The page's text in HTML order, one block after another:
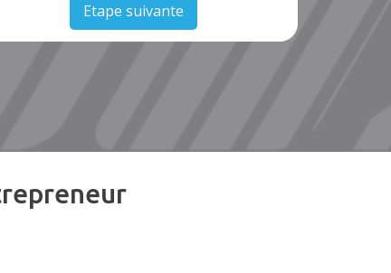
Etape suivante